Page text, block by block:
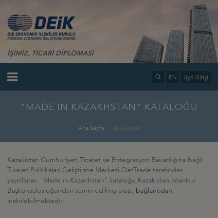
İŞİMİZ, TİCARİ DİPLOMASİ
EN Üye Girişi
“MADE IN KAZAKHSTAN” KATALOĞU
Ana Sayfa Duyurular
Kazakistan Cumhuriyeti Ticaret ve Entegrasyon Bakanlığına bağlı
Ticaret Politikaları Geliştirme Merkezi QazTrade tarafından
yayınlanan "Made in Kazakhstan" kataloğu Kazakistan İstanbul
Başkonsolosluğundan temin edilmiş olup, bağlantıdan
indirilebilmektedir.